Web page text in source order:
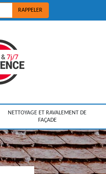
NETTOYAGE ET RAVALEMENT DE
FAÇADE